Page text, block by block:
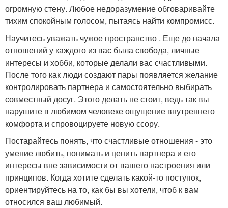
огромную стену. Любое недоразумение обговаривайте
тихим спокойным голосом, пытаясь найти компромисс.
Научитесь уважать чужое пространство . Еще до начала
отношений у каждого из вас была свобода, личные
интересы и хобби, которые делали вас счастливыми.
После того как люди создают пары появляется желание
контролировать партнера и самостоятельно выбирать
совместный досуг. Этого делать не стоит, ведь так вы
нарушите в любимом человеке ощущение внутреннего
комфорта и спровоцируете новую ссору.
Постарайтесь понять, что счастливые отношения - это
умение любить, понимать и ценить партнера и его
интересы вне зависимости от вашего настроения или
принципов. Когда хотите сделать какой-то поступок,
ориентируйтесь на то, как бы вы хотели, чтоб к вам
относился ваш любимый.